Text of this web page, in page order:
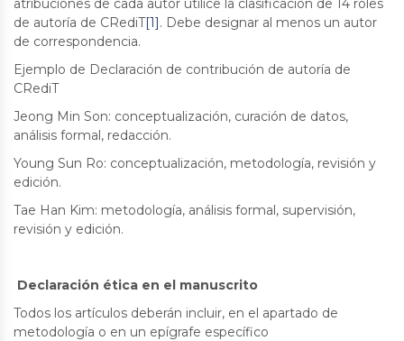
atribuciones de cada autor utilice la clasificación de 14 roles
de autoría de CRediT[1]. Debe designar al menos un autor
de correspondencia.
Ejemplo de Declaración de contribución de autoría de
CRediT
Jeong Min Son: conceptualización, curación de datos,
análisis formal, redacción.
Young Sun Ro: conceptualización, metodología, revisión y
edición.
Tae Han Kim: metodología, análisis formal, supervisión,
revisión y edición.
Declaración ética en el manuscrito
Todos los artículos deberán incluir, en el apartado de
metodología o en un epígrafe específico